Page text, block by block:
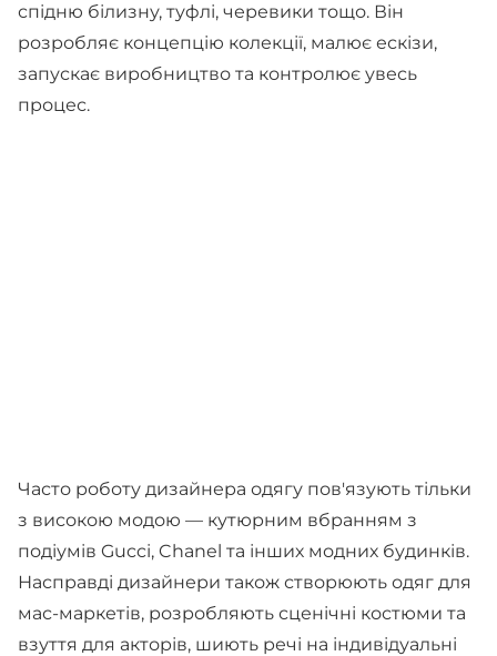
спідню білизну, туфлі, черевики тощо. Він
розробляє концепцію колекції, малює ескізи,
запускає виробництво та контролює увесь
процес.
Часто роботу дизайнера одягу пов'язують тільки
з високою модою — кутюрним вбранням з
подіумів Gucci, Chanel та інших модних будинків.
Насправді дизайнери також створюють одяг для
мас-маркетів, розробляють сценічні костюми та
взуття для акторів, шиють речі на індивідуальні